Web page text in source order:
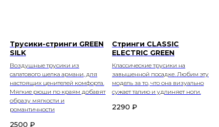
Трусики-стринги GREEN
SILK
Воздушные трусики из
салатового шелка армани, для
настоящих ценителей комфорта.
Мягкие рюши по краям добавят
образу мягкости и
романтичности
2500 ₽
Стринги CLASSIC
ELECTRIC GREEN
Классические трусики на
завышенной посадке. Любим эту
модель за то, что она визуально
сужает талию и удлиняет ноги.
2290 ₽